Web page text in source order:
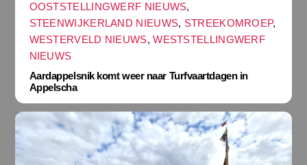
OOSTSTELLINGWERF NIEUWS,
STEENWIJKERLAND NIEUWS, STREEKOMROEP,
WESTERVELD NIEUWS,WESTSTELLINGWERF
NIEUWS
Aardappelsnik komt weer naar Turfvaartdagen in
Appelscha